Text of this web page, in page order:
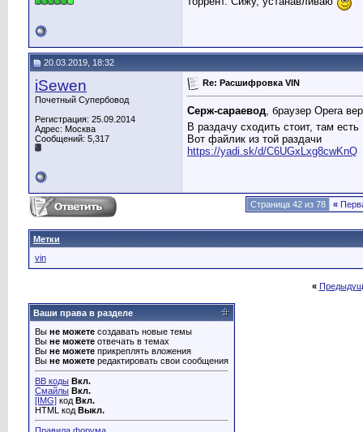
20.03.2019, 18:32
iSewen
Почетный Супербовод
Регистрация: 25.09.2014
Адрес: Москва
Сообщений: 5,317
Re: Расшифровка VIN
Серж-сараевод , браузер Opera
В раздачу сходить стоит, там
Вот файлик из той раздачи
https://yadi.sk/d/C6UGxLxg8cwKnQ
Страница 42 из 78 «
Метки
vin
«
Ваши права в разделе
Вы не можете создавать новые темы
Вы не можете отвечать в темах
Вы не можете прикреплять вложения
Вы не можете редактировать свои сообщения
BB коды Вкл.
Смайлы Вкл.
[IMG] код Вкл.
HTML код Выкл.